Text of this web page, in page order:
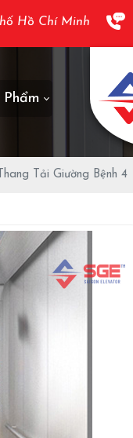
Hồ Chí Minh
Phẩm
Thang Tải Giường Bệnh 4